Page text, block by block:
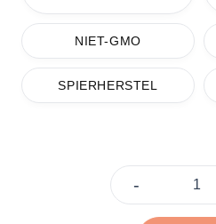
NIET-GMO
SPIERHERSTEL
-